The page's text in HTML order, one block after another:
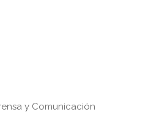
y Comunicación